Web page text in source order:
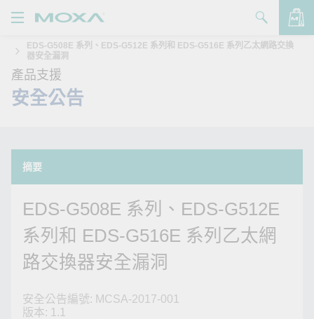
品
決方案
買
絡我們
Zone
Moxa
EDS-G508E 系列、EDS-G512E 系列和 EDS-G516E 系列乙太網路交換
器安全漏洞
產品支援
安全公告
摘要
EDS-G508E 系列、EDS-G512E
系列和 EDS-G516E 系列乙太網
路交換器安全漏洞
安全公告編號: MCSA-2017-001
版本: 1.1
查看詢價明細